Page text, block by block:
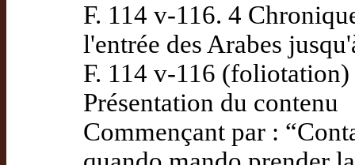
F. 114 v-116. 4
l'entrée des Arabes
F. 114 v-116 (foliotation)
Présentation du contenu
Commençant par :